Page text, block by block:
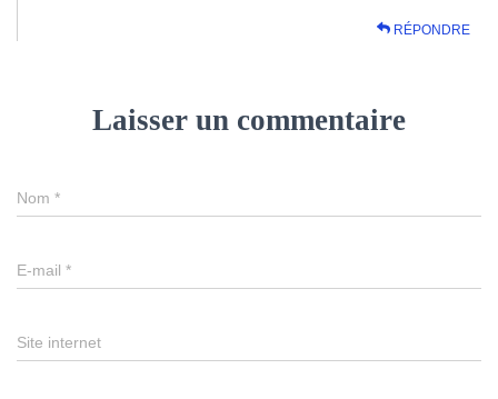
RÉPONDRE
Laisser un commentaire
Nom *
E-mail *
Site internet